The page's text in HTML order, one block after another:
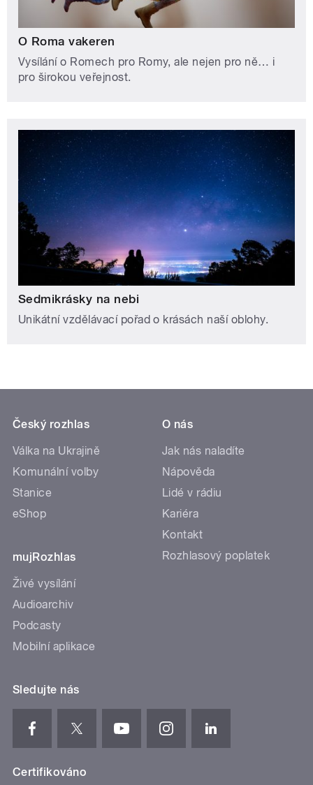
O Roma vakeren
Vysílání o Romech pro Romy, ale nejen pro ně… i
pro širokou veřejnost.
Sedmikrásky na nebi
Unikátní vzdělávací pořad o krásách naší oblohy.
Český rozhlas
Válka na Ukrajině
Komunální volby
Stanice
eShop
mujRozhlas
Živé vysílání
Audioarchiv
Podcasty
Mobilní aplikace
O nás
Jak nás naladíte
Nápověda
Lidé v rádiu
Kariéra
Kontakt
Rozhlasový poplatek
Sledujte nás
Certifikováno